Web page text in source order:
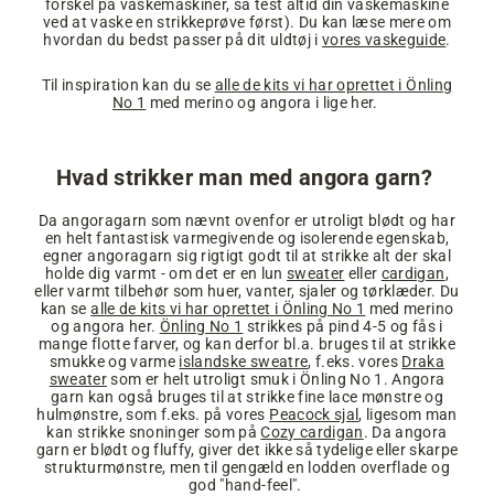
forskel på vaskemaskiner, så test altid din vaskemaskine
ved at vaske en strikkeprøve først). Du kan læse mere om
hvordan du bedst passer på dit uldtøj i vores vaskeguide.
Til inspiration kan du se alle de kits vi har oprettet i Önling
No 1 med merino og angora i lige her.
Hvad strikker man med angora garn?
Da angoragarn som nævnt ovenfor er utroligt blødt og har
en helt fantastisk varmegivende og isolerende egenskab,
egner angoragarn sig rigtigt godt til at strikke alt der skal
holde dig varmt - om det er en lunsweater eller cardigan,
eller varmt tilbehør som huer, vanter, sjaler og tørklæder. Du
kan sealle de kits vi har oprettet i Önling No 1 med merino
og angora her. Önling No 1 strikkes på pind 4-5 og fås i
mange flotte farver, og kan derfor bl.a. bruges til at strikke
smukke og varme islandske sweatre, f.eks. vores Draka
sweatersom er helt utroligt smuk i Önling No 1. Angora
garn kan også bruges til at strikke fine lace mønstre og
hulmønstre, som f.eks. på vores Peacock sjal, ligesom man
kan strikke snoninger som påCozy cardigan. Da angora
garn er blødt og fluffy, giver det ikke så tydelige eller skarpe
strukturmønstre, men til gengæld en lodden overflade og
god "hand-feel".